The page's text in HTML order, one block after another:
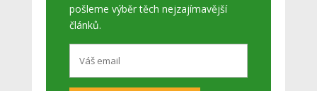
pošleme výběr těch nejzajímavější
článků.